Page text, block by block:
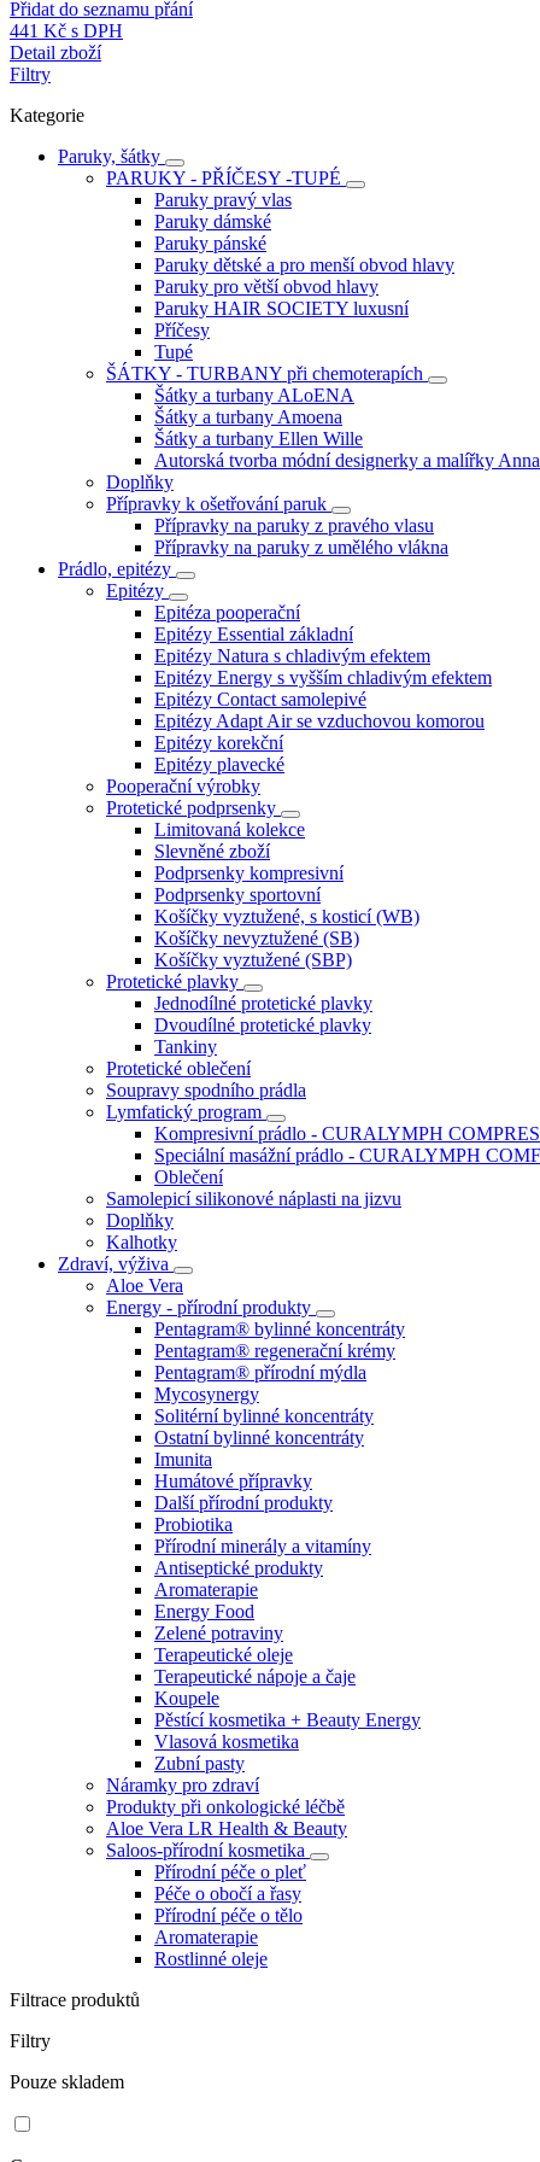
Přidat do seznamu přání
441 Kč s DPH
Detail zboží
Filtry
Kategorie
Paruky, šátky
PARUKY - PŘÍČESY -TUPÉ
Paruky pravý vlas
Paruky dámské
Paruky pánské
Paruky dětské a pro menší obvod hlavy
Paruky pro větší obvod hlavy
Paruky HAIR SOCIETY luxusní
Příčesy
Tupé
ŠÁTKY - TURBANY při chemoterapích
Šátky a turbany ALoENA
Šátky a turbany Amoena
Šátky a turbany Ellen Wille
Autorská tvorba módní designerky a malířky
Doplňky
Přípravky k ošetřování paruk
Přípravky na paruky z pravého vlasu
Přípravky na paruky z umělého vlákna
Prádlo, epitézy
Epitézy
Epitéza pooperační
Epitézy Essential základní
Epitézy Natura s chladivým efektem
Epitézy Energy s vyšším chladivým efektem
Epitézy Contact samolepivé
Epitézy Adapt Air se vzduchovou komorou
Epitézy korekční
Epitézy plavecké
Pooperační výrobky
Protetické podprsenky
Limitovaná kolekce
Slevněné zboží
Podprsenky kompresivní
Podprsenky sportovní
Košíčky vyztužené, s kosticí (WB)
Košíčky nevyztužené (SB)
Košíčky vyztužené (SBP)
Protetické plavky
Jednodílné protetické plavky
Dvoudílné protetické plavky
Tankiny
Protetické oblečení
Soupravy spodního prádla
Lymfatický program
Kompresivní prádlo - CURALYMPH
Speciální masážní prádlo - CURALYMPH
Oblečení
Samolepicí silikonové náplasti na jizvu
Doplňky
Kalhotky
Zdraví, výživa
Aloe Vera
Energy - přírodní produkty
Pentagram® bylinné koncentráty
Pentagram® regenerační krémy
Pentagram® přírodní mýdla
Mycosynergy
Solitérní bylinné koncentráty
Ostatní bylinné koncentráty
Imunita
Humátové přípravky
Další přírodní produkty
Probiotika
Přírodní minerály a vitamíny
Antiseptické produkty
Aromaterapie
Energy Food
Zelené potraviny
Terapeutické oleje
Terapeutické nápoje a čaje
Koupele
Pěstící kosmetika + Beauty Energy
Vlasová kosmetika
Zubní pasty
Náramky pro zdraví
Produkty při onkologické léčbě
Aloe Vera LR Health & Beauty
Saloos-přírodní kosmetika
Přírodní péče o pleť
Péče o obočí a řasy
Přírodní péče o tělo
Aromaterapie
Rostlinné oleje
Filtrace produktů
Filtry
Pouze skladem